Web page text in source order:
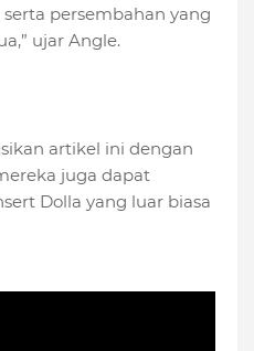
persembahan yang
ujar Angle.
artikel ini dengan
juga dapat
Dolla yang luar biasa